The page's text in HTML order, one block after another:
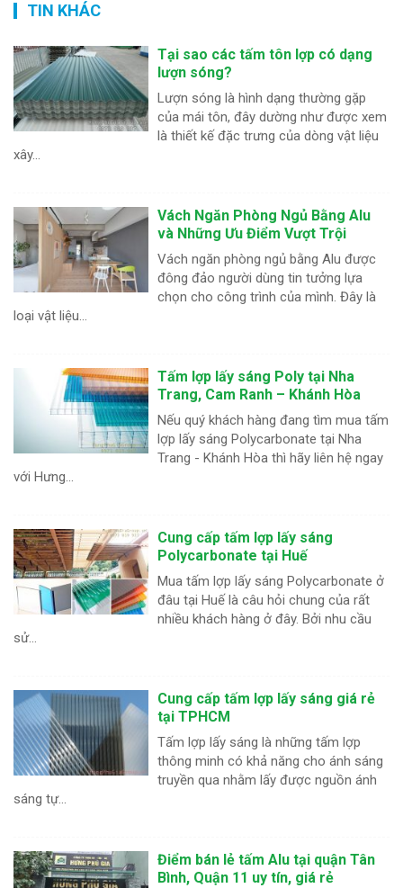
TIN KHÁC
Tại sao các tấm tôn lợp có dạng
lượn sóng?
Lượn sóng là hình dạng thường gặp
của mái tôn, đây dường như được xem
là thiết kế đặc trưng của dòng vật liệu
xây...
Vách Ngăn Phòng Ngủ Bằng Alu
và Những Ưu Điểm Vượt Trội
Vách ngăn phòng ngủ bằng Alu được
đông đảo người dùng tin tưởng lựa
chọn cho công trình của mình. Đây là
loại vật liệu...
Tấm lợp lấy sáng Poly tại Nha
Trang, Cam Ranh – Khánh Hòa
Nếu quý khách hàng đang tìm mua tấm
lợp lấy sáng Polycarbonate tại Nha
Trang - Khánh Hòa thì hãy liên hệ ngay
với Hưng...
Cung cấp tấm lợp lấy sáng
Polycarbonate tại Huế
Mua tấm lợp lấy sáng Polycarbonate ở
đâu tại Huế là câu hỏi chung của rất
nhiều khách hàng ở đây. Bởi nhu cầu
sử...
Cung cấp tấm lợp lấy sáng giá rẻ
tại TPHCM
Tấm lợp lấy sáng là những tấm lợp
thông minh có khả năng cho ánh sáng
truyền qua nhằm lấy được nguồn ánh
sáng tự...
Điểm bán lẻ tấm Alu tại quận Tân
Bình, Quận 11 uy tín, giá rẻ